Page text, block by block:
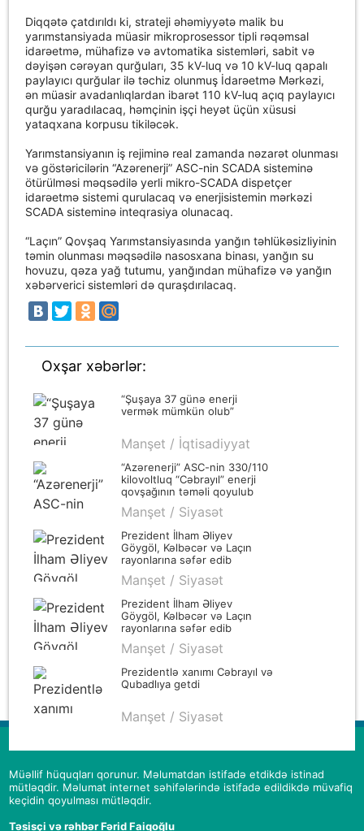
Diqqətə çatdırıldı ki, strateji əhəmiyyətə malik bu
yarımstansiyada müasir mikroprosessor tipli rəqəmsal
idarəetmə, mühafizə və avtomatika sistemləri, sabit və
dəyişən cərəyan qurğuları, 35 kV-luq və 10 kV-luq qapalı
paylayıcı qurğular ilə təchiz olunmuş İdarəetmə Mərkəzi,
ən müasir avadanlıqlardan ibarət 110 kV-luq açıq paylayıcı
qurğu yaradılacaq, həmçinin işçi heyət üçün xüsusi
yataqxana korpusu tikiləcək.
Yarımstansiyanın iş rejiminə real zamanda nəzarət olunması
və göstəricilərin “Azərenerji” ASC-nin SCADA sisteminə
ötürülməsi məqsədilə yerli mikro-SCADA dispetçer
idarəetmə sistemi qurulacaq və enerjisistemin mərkəzi
SCADA sisteminə inteqrasiya olunacaq.
“Laçın” Qovşaq Yarımstansiyasında yanğın təhlükəsizliyinin
təmin olunması məqsədilə nasosxana binası, yanğın su
hovuzu, qəza yağ tutumu, yanğından mühafizə və yanğın
xəbərverici sistemləri də quraşdırılacaq.
Oxşar xəbərlər:
“Şuşaya 37 günə enerji
vermək mümkün olub”
Manşet / İqtisadiyyat
“Azərenerji” ASC-nin 330/110
kilovoltluq “Cəbrayıl” enerji
qovşağının təməli qoyulub
Manşet / Siyasət
Prezident İlham Əliyev
Göygöl, Kəlbəcər və Laçın
rayonlarına səfər edib
Manşet / Siyasət
Prezident İlham Əliyev
Göygöl, Kəlbəcər və Laçın
rayonlarına səfər edib
Manşet / Siyasət
Prezidentlə xanımı Cəbrayıl və
Qubadlıya getdi
Manşet / Siyasət
Müəllif hüquqları qorunur. Məlumatdan istifadə etdikdə istinad
mütləqdir. Məlumat internet səhifələrində istifadə edildikdə müvafiq
keçidin qoyulması mütləqdir.
Təsisçi və rəhbər Fərid Faiqoğlu